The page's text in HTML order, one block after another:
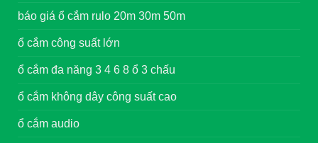
báo giá ổ cắm rulo 20m 30m 50m
ổ cắm công suất lớn
ổ cắm đa năng 3 4 6 8 ổ 3 chấu
ổ cắm không dây công suất cao
ổ cắm audio